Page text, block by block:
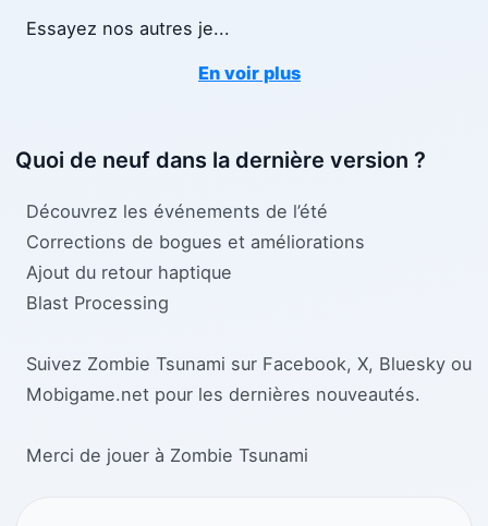
Essayez nos autres je...
En voir plus
Quoi de neuf dans la dernière version ?
Découvrez les événements de l’été
Corrections de bogues et améliorations
Ajout du retour haptique
Blast Processing
Suivez Zombie Tsunami sur Facebook, X, Bluesky ou
Mobigame.net pour les dernières nouveautés.
Merci de jouer à Zombie Tsunami